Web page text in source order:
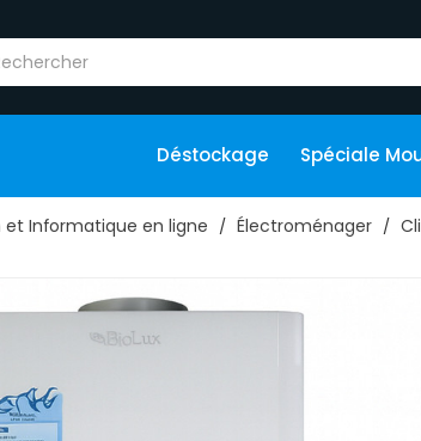
Déstockage Spéciale
Informatique en ligne Électroménager